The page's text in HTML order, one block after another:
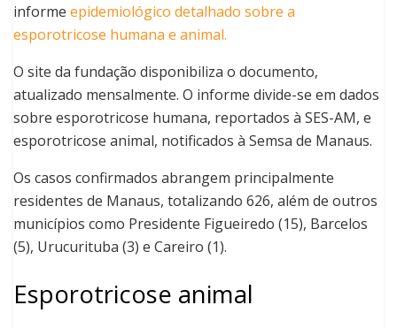
informe epidemiológico detalhado sobre a
esporotricose humana e animal.
O site da fundação disponibiliza o documento,
atualizado mensalmente. O informe divide-se em dados
sobre esporotricose humana, reportados à SES-AM, e
esporotricose animal, notificados à Semsa de Manaus.
Os casos confirmados abrangem principalmente
residentes de Manaus, totalizando 626, além de outros
municípios como Presidente Figueiredo (15), Barcelos
(5), Urucurituba (3) e Careiro (1).
Esporotricose animal